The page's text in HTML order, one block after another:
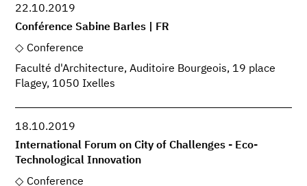
22.10.2019
Conférence Sabine Barles | FR
Conference
Faculté d'Architecture, Auditoire Bourgeois, 19 place
Flagey, 1050 Ixelles
18.10.2019
International Forum on City of Challenges - Eco-
Technological Innovation
Conference